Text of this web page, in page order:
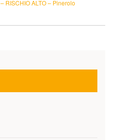
– RISCHIO ALTO – Pinerolo